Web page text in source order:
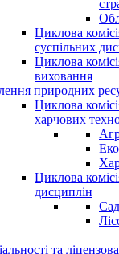
Циклова
суспільних
Циклова
виховання
природних
Циклова
харчових
Циклова
дисциплін
та